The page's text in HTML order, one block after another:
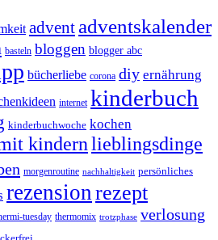
advent adventskalender
basteln bloggen blogger abc
bücherliebe corona diy ernährung
internet kinderbuch
kinderbuchwoche kochen
kindernlieblingsdinge
morgenroutine nachhaltigkeit persönliches
rezensionrezept
tuesday thermomix trotzphase verlosung